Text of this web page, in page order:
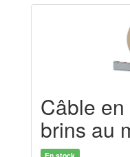
Câble
brins au